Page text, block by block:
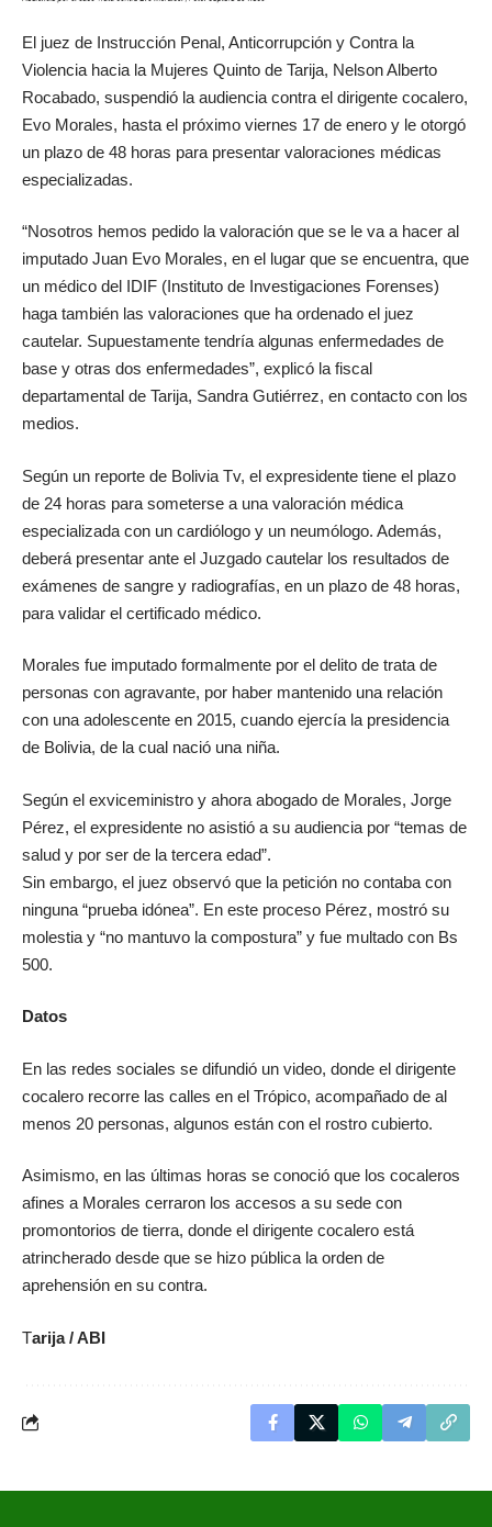
El juez de Instrucción Penal, Anticorrupción y Contra la
Violencia hacia la Mujeres Quinto de Tarija, Nelson Alberto
Rocabado, suspendió la audiencia contra el dirigente cocalero,
Evo Morales, hasta el próximo viernes 17 de enero y le otorgó
un plazo de 48 horas para presentar valoraciones médicas
especializadas.
“Nosotros hemos pedido la valoración que se le va a hacer al
imputado Juan Evo Morales, en el lugar que se encuentra, que
un médico del IDIF (Instituto de Investigaciones Forenses)
haga también las valoraciones que ha ordenado el juez
cautelar. Supuestamente tendría algunas enfermedades de
base y otras dos enfermedades”, explicó la fiscal
departamental de Tarija, Sandra Gutiérrez, en contacto con los
medios.
Según un reporte de Bolivia Tv, el expresidente tiene el plazo
de 24 horas para someterse a una valoración médica
especializada con un cardiólogo y un neumólogo. Además,
deberá presentar ante el Juzgado cautelar los resultados de
exámenes de sangre y radiografías, en un plazo de 48 horas,
para validar el certificado médico.
Morales fue imputado formalmente por el delito de trata de
personas con agravante, por haber mantenido una relación
con una adolescente en 2015, cuando ejercía la presidencia
de Bolivia, de la cual nació una niña.
Según el exviceministro y ahora abogado de Morales, Jorge
Pérez, el expresidente no asistió a su audiencia por “temas de
salud y por ser de la tercera edad”.
Sin embargo, el juez observó que la petición no contaba con
ninguna “prueba idónea”. En este proceso Pérez, mostró su
molestia y “no mantuvo la compostura” y fue multado con Bs
500.
Datos
En las redes sociales se difundió un video, donde el dirigente
cocalero recorre las calles en el Trópico, acompañado de al
menos 20 personas, algunos están con el rostro cubierto.
Asimismo, en las últimas horas se conoció que los cocaleros
afines a Morales cerraron los accesos a su sede con
promontorios de tierra, donde el dirigente cocalero está
atrincherado desde que se hizo pública la orden de
aprehensión en su contra.
Tarija / ABI